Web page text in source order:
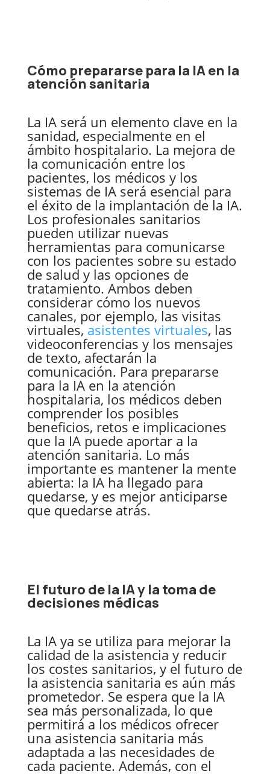
Cómo prepararse para la IA en la
atención sanitaria
La IA será un elemento clave en la
sanidad, especialmente en el
ámbito hospitalario. La mejora de
la comunicación entre los
pacientes, los médicos y los
sistemas de IA será esencial para
el éxito de la implantación de la IA.
Los profesionales sanitarios
pueden utilizar nuevas
herramientas para comunicarse
con los pacientes sobre su estado
de salud y las opciones de
tratamiento. Ambos deben
considerar cómo los nuevos
canales, por ejemplo, las visitas
virtuales, asistentes virtuales, las
videoconferencias y los mensajes
de texto, afectarán la
comunicación. Para prepararse
para la IA en la atención
hospitalaria, los médicos deben
comprender los posibles
beneficios, retos e implicaciones
que la IA puede aportar a la
atención sanitaria. Lo más
importante es mantener la mente
abierta: la IA ha llegado para
quedarse, y es mejor anticiparse
que quedarse atrás.
El futuro de la IA y la toma de
decisiones médicas
La IA ya se utiliza para mejorar la
calidad de la asistencia y reducir
los costes sanitarios, y el futuro de
la asistencia sanitaria es aún más
prometedor. Se espera que la IA
sea más personalizada, lo que
permitirá a los médicos ofrecer
una asistencia sanitaria más
adaptada a las necesidades de
cada paciente. Además, con el